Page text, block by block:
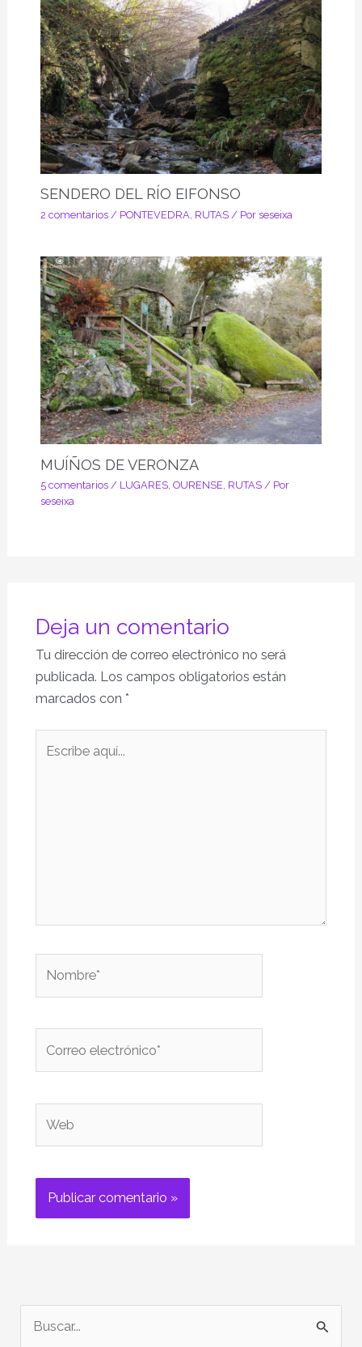
SENDERO DEL RÍO EIFONSO
2 comentarios / PONTEVEDRA RUTAS/ Por seseixa
MUÍÑOS DE VERONZA
5 comentarios / LUGARES, OURENSE, RUTAS/ Por
seseixa
Deja un comentario
Tu dirección de correo electrónico no será
publicada. Los campos obligatorios están
marcados con *